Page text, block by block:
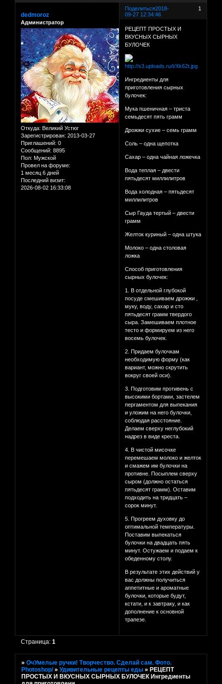
Поделиться 1
2018-
09-27 12:34:46
dedmoroz
Администратор
Откуда: Великий Устюг
Зарегистрирован: 2013-03-27
Приглашений: 0
Сообщений: 8895
Пол: Мужской
Провел на форуме:
1 месяц 6 дней
Последний визит:
2026-08-02 16:33:08
РЕЦЕПТ ПРОСТЫХ И
ВКУСНЫХ СЫРНЫХ
БУЛОЧЕК
Ингредиенты для
приготовления сырных
булочек:
Мука пшеничная – триста
семьдесят пять грамм
Дрожжи сухие – семь грамм
Соль – одна щепотка
Сахар – одна чайная ложечка
Вода теплая – двести
пятьдесят миллилитров
Вода холодная – пятьдесят
миллилитров
Сыр Гауда тертый – двести
грамм
Желток куриный – одна штука
Молоко – одна столовая
ложка
Способ приготовления
сырных булочек:
1. В отдельной глубокой
посуде смешиваем дрожжи ,
муку, воду, сахар и сто
пятьдесят грамм твердого
сыра. Замешиваем плотное
тесто и формируем из него
восемь булочек.
2. Придаем булочкам
необходимую форму (как
вариант, можно скрутить
вокруг своей оси).
3. Подготовим противень с
высокими бортами, застелем
пергаментом для выпекания
и уложим на него булочки,
соблюдая расстояние.
Делаем сверху неглубокий
надрез в виде креста.
4. В чистой мисочке
перемешаем молоко и желток
и смажем им булочки на
противне. Посыплем сверху
сыром (должно остаться
пятьдесят грамм). Оставим
подходить на тридцать –
сорок минут.
5. Прогреем духовку до
оптимальной температуры.
Поставим выпекаться
булочки на двадцать пять
минут. Остужаем и подаем к
обеденному столу.
В результате этих действий у
вас должны получиться
аппетитные и ароматные
булочки, которые будут,
кстати, и к завтраку, и как
дополнение к основной
трапезе.
Страница:1
»ОчУмелые ручки! Творчество. Сделай сам. Фото.
Photoshop/ »Удивительные рецепты еды »РЕЦЕПТ
ПРОСТЫХ И ВКУСНЫХ СЫРНЫХ БУЛОЧЕК Ингредиенты